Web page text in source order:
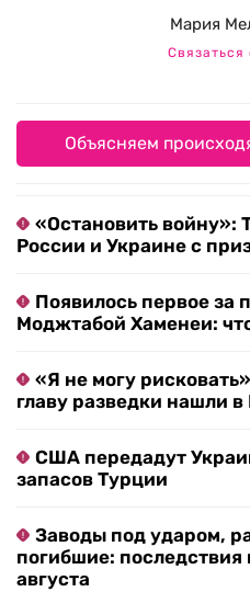
Мария
Связаться
Объясняем
«Остановить войну»:
России и Украине с
Появилось первое за
Моджтабой Хаменеи:
«Я не могу
главу разведки нашли в
США передадут
запасов Турции
Заводы под ударом,
погибшие:
августа